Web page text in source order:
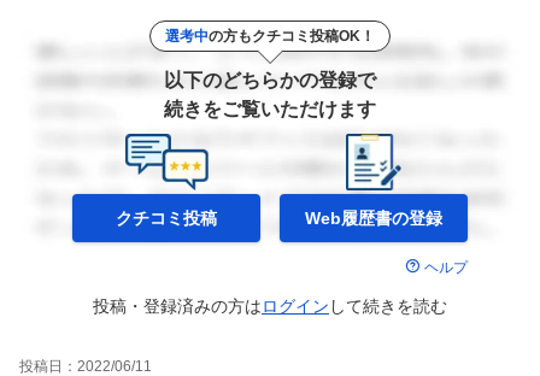
選考中の方もクチコミ投稿OK！
以下のどちらかの登録で
続きをご覧いただけます
クチコミ投稿 Web履歴書の登録
ヘルプ
投稿・登録済みの方はログイン して続きを読む
投稿日： 2022/06/11